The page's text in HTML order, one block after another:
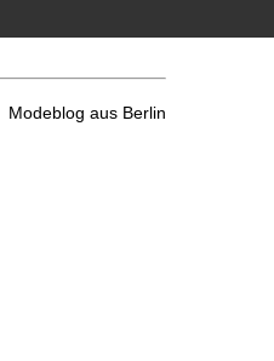
Modeblog aus Berlin